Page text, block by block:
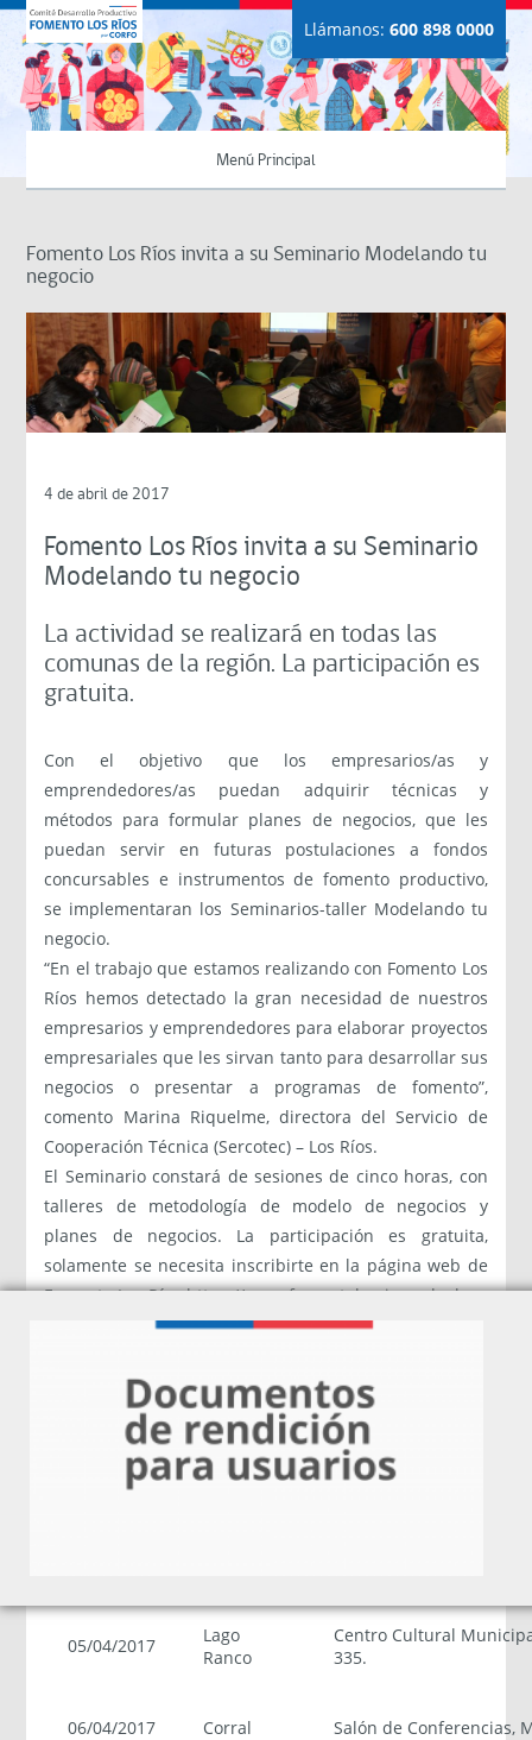
Llámanos: 600 898 0000
Menú Principal
Fomento Los Ríos invita a su Seminario Modelando tu
negocio
4 de abril de 2017
Fomento Los Ríos invita a su Seminario
Modelando tu negocio
La actividad se realizará en todas las
comunas de la región. La participación es
gratuita.
Con el objetivo que los empresarios/as y
emprendedores/as puedan adquirir técnicas y
métodos para formular planes de negocios, que les
puedan servir en futuras postulaciones a fondos
concursables e instrumentos de fomento productivo,
se implementaran los Seminarios-taller Modelando tu
negocio.
“En el trabajo que estamos realizando con Fomento Los
Ríos hemos detectado la gran necesidad de nuestros
empresarios y emprendedores para elaborar proyectos
empresariales que les sirvan tanto para desarrollar sus
negocios o presentar a programas de fomento”,
comento Marina Riquelme, directora del Servicio de
Cooperación Técnica (Sercotec) – Los Ríos.
El Seminario constará de sesiones de cinco horas, con
talleres de metodología de modelo de negocios y
planes de negocios. La participación es gratuita,
solamente se necesita inscribirte en la página web de
Fomento Los Ríos https://www.fomentolosrios.gob.cl
Los talleres se realizarán en todas las comunas de la
Mafil, Los Lagos y Panguipulli. Presentamos el siguiente
calendario con las nuevas sesiones.
05/04/2017
Lago
Ranco
Centro Cultural
335.
06/04/2017 Corral Salón de Conferencias,